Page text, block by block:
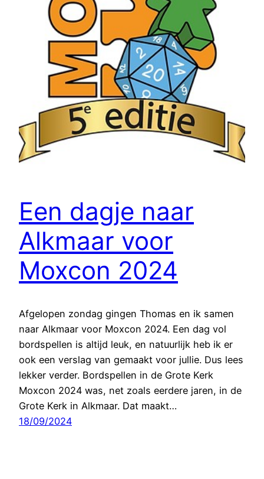
Een dagje naar
Alkmaar voor
Moxcon 2024
Afgelopen zondag gingen Thomas en ik samen
naar Alkmaar voor Moxcon 2024. Een dag vol
bordspellen is altijd leuk, en natuurlijk heb ik er
ook een verslag van gemaakt voor jullie. Dus lees
lekker verder. Bordspellen in de Grote Kerk
Moxcon 2024 was, net zoals eerdere jaren, in de
Grote Kerk in Alkmaar. Dat maakt…
18/09/2024